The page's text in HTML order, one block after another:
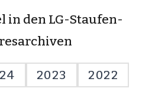
in den LG-Staufen-
2023 2022